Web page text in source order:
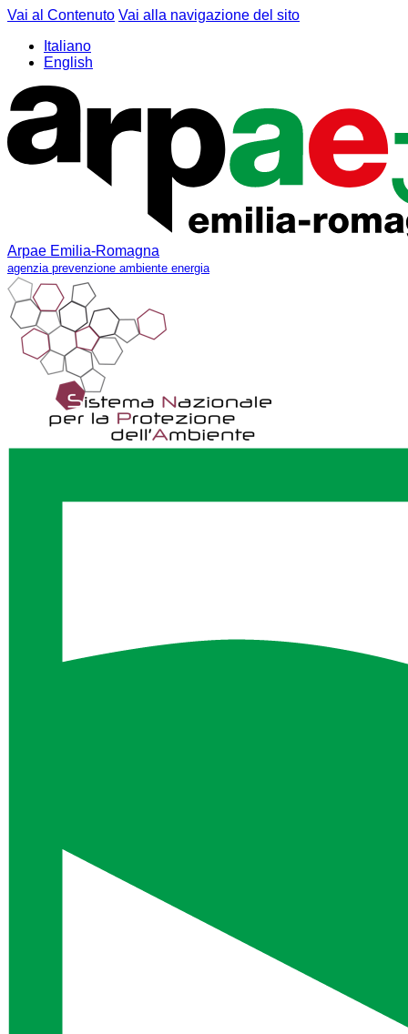
Vai al Contenuto Vai alla navigazione del sito
Italiano
English
Arpae Emilia-Romagna
agenzia prevenzione ambiente energia